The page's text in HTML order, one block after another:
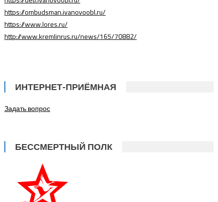
https://ombudsman.ivanovoobl.ru/
https://www.lores.ru/
http://www.kremlinrus.ru/news/165/70882/
ИНТЕРНЕТ-ПРИЁМНАЯ
Задать вопрос
БЕССМЕРТНЫЙ ПОЛК